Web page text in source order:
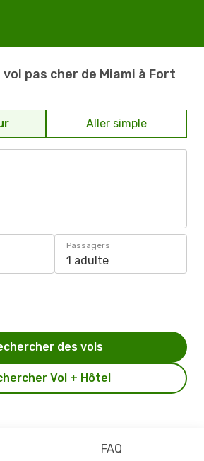
pas cher de Miami à Fort
Aller simple
Passagers
1 adulte
Vol + Hôtel
des vols
FAQ